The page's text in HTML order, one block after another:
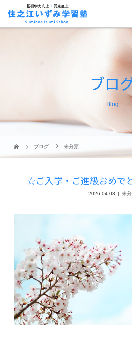
ブロ
Blog
ブログ 未分類
☆ご入学・ご進級おめで
2026.04.03 未